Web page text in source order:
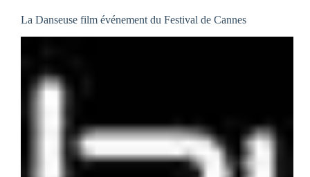
La Danseuse film événement du Festival de Cannes